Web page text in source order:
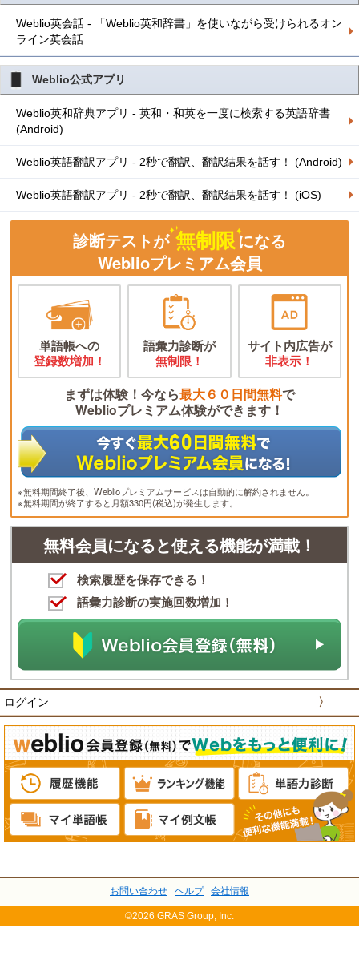
Weblio英会話 - 「Weblio英和辞書」を使いながら受けられるオン
ライン英会話
Weblio公式アプリ
Weblio英和辞典アプリ - 英和・和英を一度に検索する英語辞書
(Android)
Weblio英語翻訳アプリ - 2秒で翻訳、翻訳結果を話す！ (Android)
Weblio英語翻訳アプリ - 2秒で翻訳、翻訳結果を話す！ (iOS)
診断テストが 無制限になる
Weblioプレミアム会員
単語帳への
登録数増加！
語彙力診断が
無制限！
サイト内広告が
非表示！
まずは体験！今なら最大６０日間無料で
Weblioプレミアム体験ができます！
※無料期間終了後、Weblioプレミアムサービスは自動的に解約されません。
※無料期間が終了すると月額330円(税込)が発生します。
無料会員になると使える機能が満載！
検索履歴を保存できる！
語彙力診断の実施回数増加！
ログイン 〉
お問い合わせ ヘルプ 会社情報
©2026 GRAS Group, Inc.